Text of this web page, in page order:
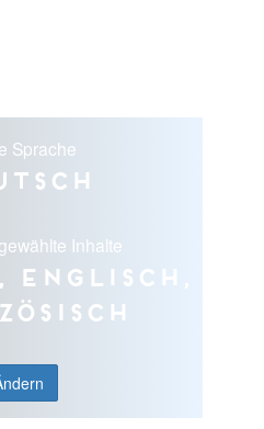
Sprache
Inhalte
Englisch,